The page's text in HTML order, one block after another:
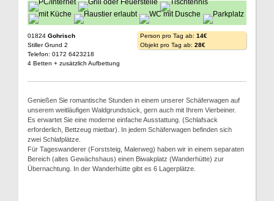
01824 Gohrisch
Stiller Grund 2
Telefon: 0172 6423218
4 Betten + zusätzlich Aufbettung
Person pro Tag ab: 14€
Objekt pro Tag ab: 28€
Genießen Sie romantische Stunden in einem unserer Schäferwagen auf
unserem weitläufigen Waldgrundstück, gern auch mit Ihrem Vierbeiner.
Es erwartet Sie eine moderne einfache Ausstattung. (Schlafsack
erforderlich, Bettzeug mietbar). In jedem Schäferwagen befinden sich
zwei Schlafplätze.
Für Tageswanderer (Forststeig, Malerweg) haben wir in einem separaten
Bereich (altes Gewächshaus) einen Biwakplatz (Wanderhütte) zur
Übernachtung. In der Wanderhütte gibt es 6 Lagerplätze.